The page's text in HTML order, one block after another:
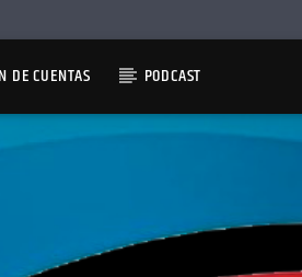
DE CUENTAS PODCAST